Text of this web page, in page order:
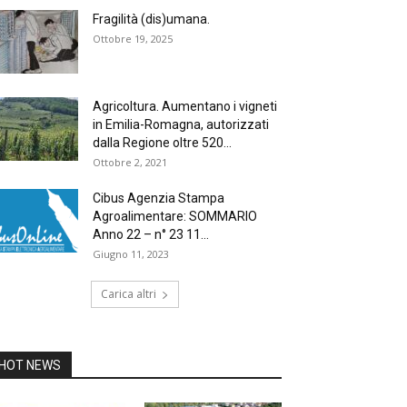
Fragilità (dis)umana.
Ottobre 19, 2025
Agricoltura. Aumentano i vigneti
in Emilia-Romagna, autorizzati
dalla Regione oltre 520...
Ottobre 2, 2021
Cibus Agenzia Stampa
Agroalimentare: SOMMARIO
Anno 22 – n° 23 11...
Giugno 11, 2023
Carica altri
NEWS